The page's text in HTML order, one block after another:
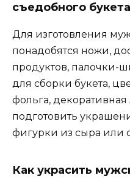
съедобного
Для изготовления
понадобятся ножи,
продуктов, палочки-
для сборки букета,
фольга,
подготовить
фигурки из сыра или
Как украсить